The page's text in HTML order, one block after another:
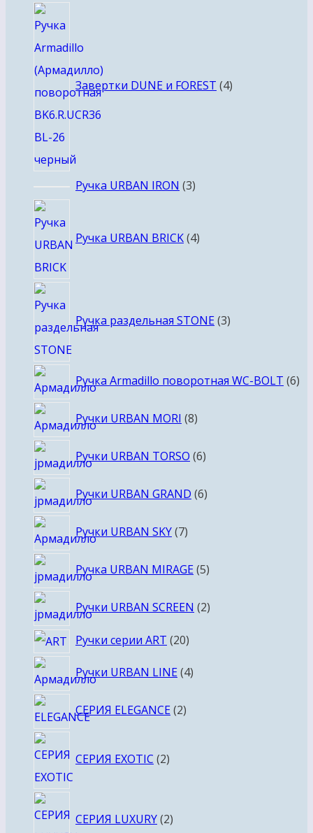
Завертки DUNE и FOREST 4
Ручка URBAN IRON 33
Ручка URBAN BRICK 4товара
Ручка раздельная STONE 3товара
Ручка Armadillo поворотная WC-BOLT 66
Ручки URBAN MORI 88
Ручки URBAN TORSO 66
Ручки URBAN GRAND 66
Ручки URBAN SKY 77
Ручка URBAN MIRAGE 55
Ручки URBAN SCREEN 22
Ручки серии ART 2020
Ручки URBAN LINE 44
СЕРИЯ ELEGANCE 22
СЕРИЯ EXOTIC 2товара
СЕРИЯ LUXURY 2товара